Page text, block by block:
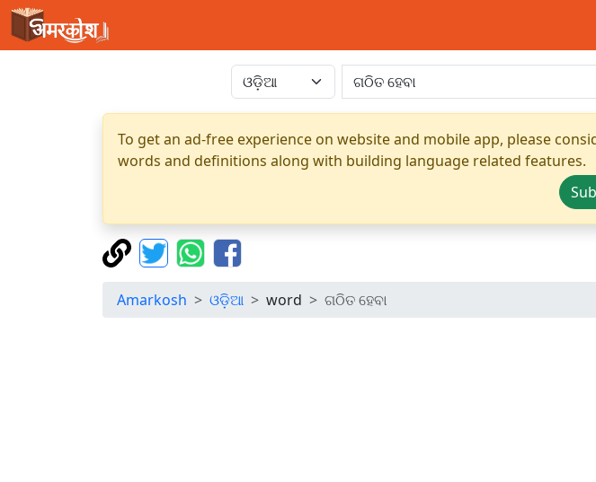
To get an ad-free experience on website and mobile app, please
words and definitions along with building language related features.
Amarkosh ଓଡ଼ିଆ word ଗଠିତ ହେବା